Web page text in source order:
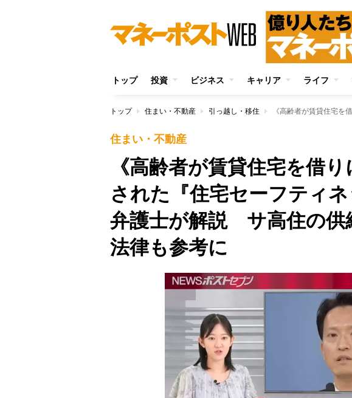
トップ 投資 ビジネス キャリア ライフ
トップ 住まい・不動産 引っ越し・移住
住まい・不動産
《高齢者が賃貸住宅を借
された『住宅セーフティ
弁護士が解説 サ高住の供
法律も参考に